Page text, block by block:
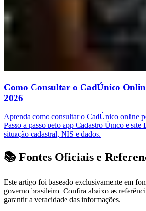
Como Consultar o CadÚnico
2026
Aprenda como consultar o CadÚnico online
Passo a passo pelo app Cadastro Único e site
situação cadastral, NIS e dados.
📚 Fontes Oficiais e
Este artigo foi baseado exclusivamente em
governo brasileiro. Confira abaixo as
garantir a veracidade das informações.